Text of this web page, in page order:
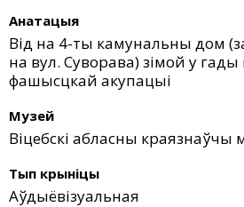
Анатацыя
Від на 4-ты камунальны дом (зараз дом № 34/23
на вул. Суворава) зімой у
фашысцкай акупацыі
Музей
Віцебскі абласны краязнаўчы
Тып крыніцы
Аўдыёвізуальная